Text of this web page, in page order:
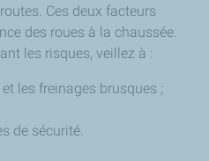
Ces deux facteurs
des roues à la chaussée.
les risques, veillez à :
les freinages brusques ;
de sécurité.